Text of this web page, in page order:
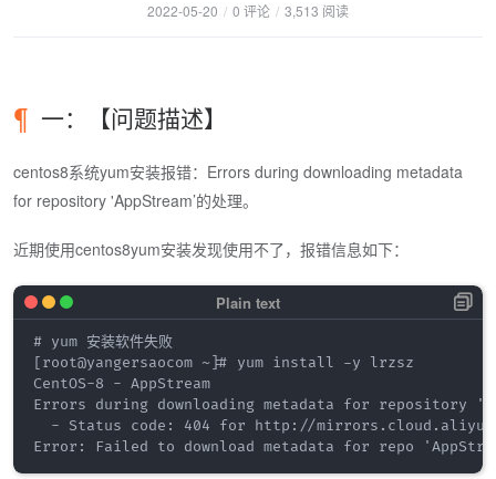
2022-05-20 / 0 评论 / 3,513 阅读
一：【问题描述】
centos8系统yum安装报错：Errors during downloading metadata
for repository 'AppStream’的处理。
近期使用centos8yum安装发现使用不了，报错信息如下：
# yum 安装软件失败
[root@yangersaocom ~]# yum install -y lrzsz
CentOS-8 - AppStream
Errors during downloading metadata for repository
- Status code: 404 for http://